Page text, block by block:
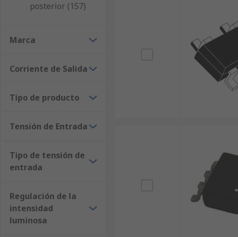
posterior (157)
Marca
Corriente de Salida
Tipo de producto
Tensión de Entrada
Tipo de tensión de
entrada
Regulación de la
intensidad
luminosa